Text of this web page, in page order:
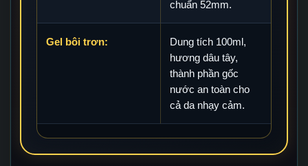
chuẩn 52mm.
Gel bôi trơn:
Dung tích 100ml,
hương dâu tây,
thành phần gốc
nước an toàn cho
cả da nhạy cảm.